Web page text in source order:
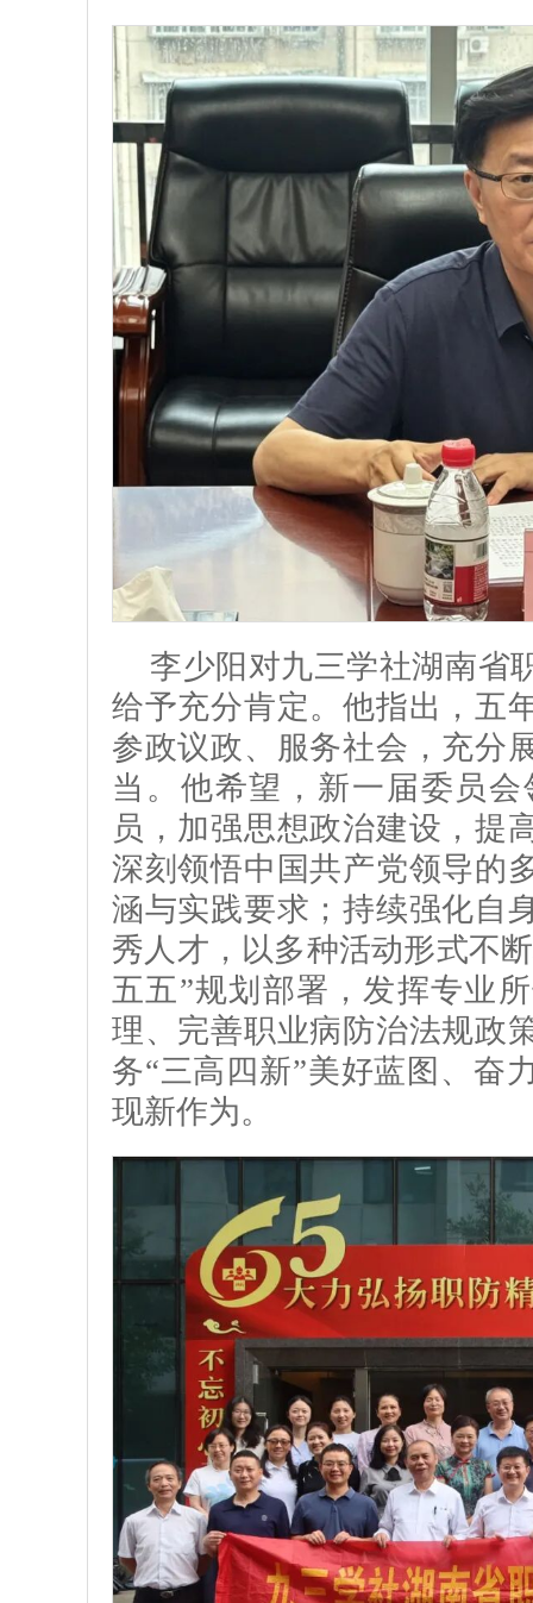
李少阳对九三学社湖南省
给予充分肯定。他指出，五
参政议政、服务社会，充分
当。他希望，新一届委员
员，加强思想政治建设，提
深刻领悟中国共产党领导的
涵与实践要求；持续强化自
秀人才，以多种活动形式不
五五”规划部署，发挥专业
理、完善职业病防治法规政
务“三高四新”美好蓝图、奋
现新作为。